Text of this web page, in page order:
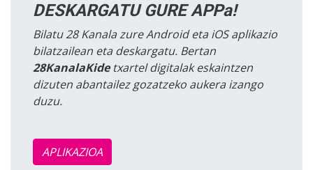
DESKARGATU GURE APPa!
Bilatu 28 Kanala zure Android eta iOS aplikazio
bilatzailean eta deskargatu. Bertan
28KanalaKidetxartel digitalak eskaintzen
dizuten abantailez gozatzeko aukera izango
duzu.
APLIKAZIOA